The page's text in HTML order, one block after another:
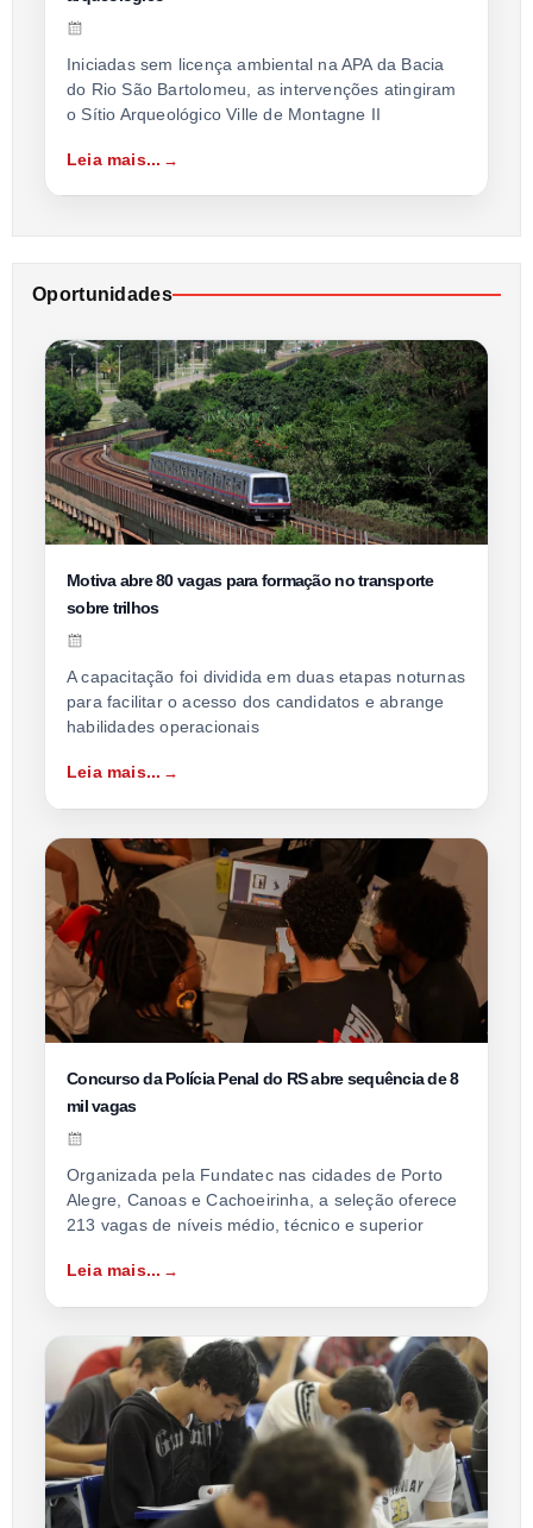
Iniciadas sem licença ambiental na APA da Bacia
do Rio São Bartolomeu, as intervenções atingiram
o Sítio Arqueológico Ville de Montagne II
Leia mais...
Oportunidades
Motiva abre 80 vagas para formação no transporte
sobre trilhos
A capacitação foi dividida em duas etapas noturnas
para facilitar o acesso dos candidatos e abrange
habilidades operacionais
Leia mais...
Concurso da Polícia Penal do RS abre sequência de 8
mil vagas
Organizada pela Fundatec nas cidades de Porto
Alegre, Canoas e Cachoeirinha, a seleção oferece
213 vagas de níveis médio, técnico e superior
Leia mais...